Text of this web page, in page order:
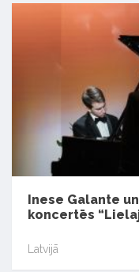
Inese Galante
koncertēs
Latvijā